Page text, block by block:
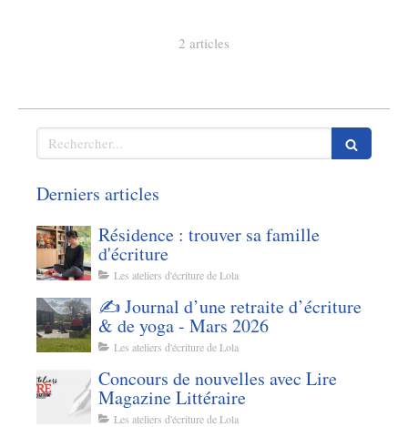
2 articles
Rechercher
Derniers articles
Résidence : trouver sa famille
d'écriture
Les ateliers d'écriture de Lola
✍️ Journal d’une retraite d’écriture
& de yoga - Mars 2026
Les ateliers d'écriture de Lola
Concours de nouvelles avec Lire
Magazine Littéraire
Les ateliers d'écriture de Lola